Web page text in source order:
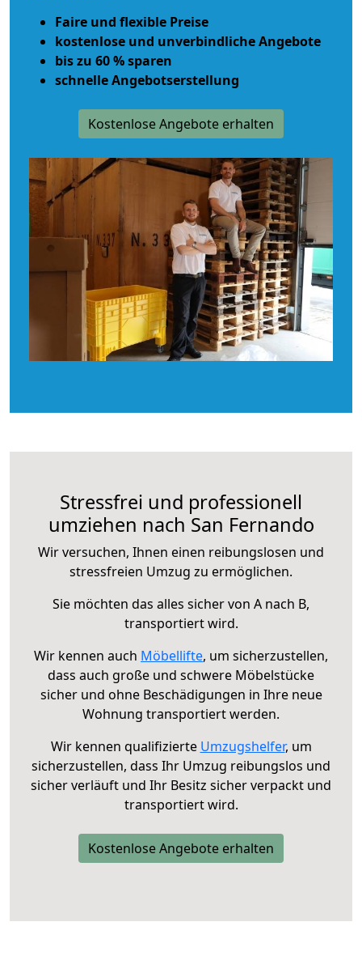
Faire und flexible Preise
kostenlose und unverbindliche Angebote
bis zu 60 % sparen
schnelle Angebotserstellung
Kostenlose Angebote erhalten
Stressfrei und professionell
umziehen nach San Fernando
Wir versuchen, Ihnen einen reibungslosen und
stressfreien Umzug zu ermöglichen.
Sie möchten das alles sicher von A nach B,
transportiert wird.
Wir kennen auch Möbellifte, um sicherzustellen,
dass auch große und schwere Möbelstücke
sicher und ohne Beschädigungen in Ihre neue
Wohnung transportiert werden.
Wir kennen qualifizierte Umzugshelfer, um
sicherzustellen, dass Ihr Umzug reibungslos und
sicher verläuft und Ihr Besitz sicher verpackt und
transportiert wird.
Kostenlose Angebote erhalten